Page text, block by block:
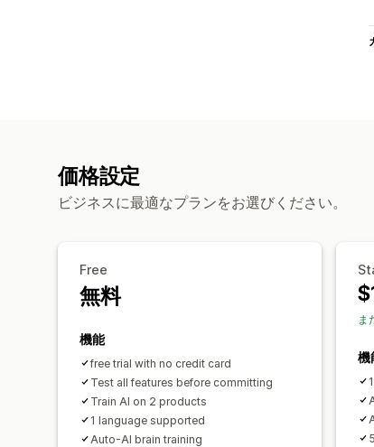
価格設定
ビジネスに最適なプランをお選びください。
Free
無料
機能
free trial with no credit card
Test all features before committing
Train AI on 2 products
1 language supported
Auto‑AI brain training
ま
機